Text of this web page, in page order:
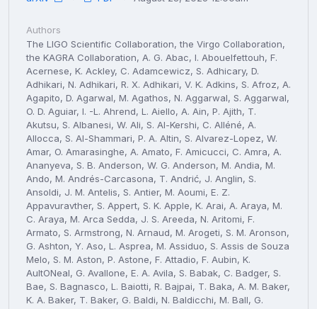
Authors
The LIGO Scientific Collaboration, the Virgo Collaboration, the KAGRA Collaboration, A. G. Abac, I. Abouelfettouh, F. Acernese, K. Ackley, C. Adamcewicz, S. Adhicary, D. Adhikari, N. Adhikari, R. X. Adhikari, V. K. Adkins, S. Afroz, A. Agapito, D. Agarwal, M. Agathos, N. Aggarwal, S. Aggarwal, O. D. Aguiar, I. -L. Ahrend, L. Aiello, A. Ain, P. Ajith, T. Akutsu, S. Albanesi, W. Ali, S. Al-Kershi, C. Alléné, A. Allocca, S. Al-Shammari, P. A. Altin, S. Alvarez-Lopez, W. Amar, O. Amarasinghe, A. Amato, F. Amicucci, C. Amra, A. Ananyeva, S. B. Anderson, W. G. Anderson, M. Andia, M. Ando, M. Andrés-Carcasona, T. Andrić, J. Anglin, S. Ansoldi, J. M. Antelis, S. Antier, M. Aoumi, E. Z. Appavuravther, S. Appert, S. K. Apple, K. Arai, A. Araya, M. C. Araya, M. Arca Sedda, J. S. Areeda, N. Aritomi, F. Armato, S. Armstrong, N. Arnaud, M. Arogeti, S. M. Aronson, G. Ashton, Y. Aso, L. Asprea, M. Assiduo, S. Assis de Souza Melo, S. M. Aston, P. Astone, F. Attadio, F. Aubin, K. AultONeal, G. Avallone, E. A. Avila, S. Babak, C. Badger, S. Bae, S. Bagnasco, L. Baiotti, R. Bajpai, T. Baka, A. M. Baker, K. A. Baker, T. Baker, G. Baldi, N. Baldicchi, M. Ball, G. Ballardin, S. W. Ballmer, S. Banagiri, B. Banerjee, D. Bankar, T. M. Baptiste, P. Baral, M. Baratti, J. C. Barayoga, B. C. Barish, D. Barker, N. Barman, P. Barneo, F. Barone, B. Barr, L. Barsotti, M. Barsuglia, D. Barta, A. M. Bartoletti, M. A. Barton, I. Bartos, A. Basalaev, R. Bassiri, A. Basti, M. Bawaj, P. Baxi, J. C. Bayley, A. C. Baylor, P. A. Baynard II, M. Bazzan, V. M. Bedakihale, F. Beirnaert, M. Bejger, D. Belardinelli, A. S. Bell, D. S. Bellie, L. Bellizzi, W. Benoit, I. Bentara, J. D. Bentley, M. Ben Yaala, S. Bera, F. Bergamin, B. K. Berger, S. Bernuzzi, M. Beroiz, D. Bersanetti, T. Bertheas, A. Bertolini, J. Betzwieser, D. Beveridge, G. Bevilacqua, N. Bevins, R. Bhandare, R. Bhatt, D. Bhattacharjee, S. Bhattacharyya, S. Bhaumik, V. Biancalana, A. Bianchi, I. A. Bilenko, G. Billingsley, A. Binetti, S. Bini, C. Binu, S. Biot, O. Birnholtz, S. Biscoveanu, A. Bisht, M. Bitossi, M. -A. Bizouard, S. Blaber, J. K. Blackburn, L. A. Blagg, C. D. Blair, D. G. Blair, N. Bode, N. Boettner, G. Boileau, M. Boldrini, G. N. Bolingbroke, A. Bolliand, L. D. Bonavena, R. Bondarescu, F. Bondu, E. Bonilla, M. S. Bonilla, A. Bonino, R. Bonnand, A. Borchers, S. Borhanian, V. Boschi, S. Bose, V. Bossilkov, Y. Bothra, A. Boudon, L. Bourg, G. Bouyer, M. Boyle, A. Bozzi, C. Bradaschia, P. R. Brady, A. Branch, M. Branchesi, I. Braun, T. Briant, A. Brillet, M. Brinkmann, P. Brockill, E. Brockmueller, A. F. Brooks, B. C. Brown, D. D. Brown, M. L. Brozzetti, S. Brunett, G. Bruno, R. Bruntz, J. Bryant, Y. Bu, F. Bucci, J. Buchanan, O. Bulashenko, T. Bulik, H. J. Bulten, A. Buonanno, K. Burtnyk, R. Buscicchio, D. Buskulic, C. Buy, R. L. Byer, G. S. Cabourn Davies, R. Cabrita, V. Cáceres-Barbosa, L. Cadonati, G. Cagnoli, C. Cahillane, A. Calafat, T. A. Callister, E. Calloni, S. R. Callos, G. Caneva Santoro, K. C. Cannon, H. Cao, L. A. Capistran, E. Capocasa, E. Capote, G. Capurri, G. Carapella, F. Carbognani, M. Carlassara, J. B. Carlin, T. K. Carlson, M. F. Carney, M. Carpinelli, G. Carrillo, J. J. Carter, G. Carullo, A. Casallas-Lagos, J. Casanueva Diaz, C. Casentini, S. Y. Castro-Lucas, S. Caudill, M. Cavaglià, R. Cavalieri, A. Ceja, G. Cella, P. Cerdá-Durán, E. Cesarini, N. Chabbra, W. Chaibi, A. Chakraborty, P. Chakraborty, S. Chakraborty, S. Chalathadka Subrahmanya, J. C. L. Chan, M. Chan, K. Chang, S. Chao, P. Charlton, E. Chassande-Mottin, C. Chatterjee, Debarati Chatterjee, Deep Chatterjee, M. Chaturvedi, S. Chaty, K. Chatziioannou, A. Chen, A. H. -Y. Chen, D. Chen, H. Chen, H. Y. Chen, S. Chen, Yanbei Chen, Yitian Chen, H. P. Cheng, P. Chessa, H. T. Cheung, S. Y. Cheung, F. Chiadini, G. Chiarini, A. Chiba, A. Chincarini, M. L. Chiofalo, A. Chiummo, C. Chou, S. Choudhary, N. Christensen, S. S. Y. Chua, G. Ciani, P. Ciecielag, M. Cieślar, M. Cifaldi, B. Cirok, F. Clara, J. A. Clark, T. A. Clarke, P. Clearwater, S. Clesse, F. Cleva, E. Coccia, E. Codazzo, P. -F. Cohadon, S. Colace, E. Colangeli, M. Colleoni, C. G. Collette, J. Collins, S. Colloms, A. Colombo, C. M. Compton, G. Connolly, L. Conti, T. R. Corbitt, I. Cordero-Carrión, S. Corezzi, N. J. Cornish, I. Coronado, A. Corsi, R. Cottingham, M. W. Coughlin, A. Couineaux, P. Couvares, D. M. Coward, R. Coyne, A. Cozzumbo, J. D. E. Creighton, T. D. Creighton, P. Cremonese, S. Crook, R. Crouch, J. Csizmazia, J. R. Cudell, T. J. Cullen, A. Cumming, E. Cuoco, M. Cusinato, L. V. Da Conceição, T. Dal Canton, S. Dal Pra, G. Dálya, B. D'Angelo, S. Danilishin, S. D'Antonio, K. Danzmann, K. E. Darroch, L. P. Dartez, R. Das, A. Dasgupta, V. Dattilo, A. Daumas, N. Davari, I. Dave, A. Davenport, M. Davier, T. F. Davies, D. Davis, L. Davis, M. C. Davis, P. Davis, E. J. Daw, M. Dax, J. De Bolle, M. Deenadayalan, J. Degallaix, M. De Laurentis, F. De Lillo, S. Della Torre, W. Del Pozzo, A. Demagny, F. De Marco, G. Demasi, F. De Matteis, N. Demos, T. Dent, A. Depasse, N. DePergola, R. De Pietri, R. De Rosa, C. De Rossi, M. Desai, R. DeSalvo, A. DeSimone, R. De Simone, A. Dhani, R. Diab, M. C. Díaz, M. Di Cesare, G. Dideron, T. Dietrich, L. Di Fiore, C. Di Fronzo, M. Di Giovanni, T. Di Girolamo, D. Diksha, J. Ding, S. Di Pace, I. Di Palma, D. Di Piero, F. Di Renzo, Divyajyoti, A. Dmitriev, J. P. Docherty, Z. Doctor, N. Doerksen, E. Dohmen, A. Doke, A. Domiciano De Souza, L. D'Onofrio, F. Donovan, K. L. Dooley, T. Dooney, S. Doravari, O. Dorosh, W. J. D. Doyle, M. Drago, J. C. Driggers, L. Dunn, U. Dupletsa, D. D'Urso, P. Dutta Roy, H. Duval, S. E. Dwyer, C. Eassa, M. Ebersold, T. Eckhardt, G. Eddolls, A. Effler, J. Eichholz, H. Einsle, M. Eisenmann, M. Emma, K. Endo, R. Enficiaud, L. Errico, R. Espinosa, M. C. Espitia, M. Esposito, R. C. Essick, H. Estellés, T. Etzel, M. Evans, T. Evstafyeva, B. E. Ewing, J. M. Ezquiaga, F. Fabrizi, V. Fafone, S. Fairhurst, A. M. Farah, B. Farr, W. M. Farr, G. Favaro, M. Favata, M. Fays, M. Fazio, J. Feicht, M. M. Fejer, R. Felicetti, E. Fenyvesi, J. Fernandes, T. Fernandes, D. Fernando, S. Ferraiuolo, T. A. Ferreira, F. Fidecaro, P. Figura, A. Fiori, I. Fiori, M. Fishbach, R. P. Fisher, R. Fittipaldi, V. Fiumara, R. Flaminio, S. M. Fleischer, L. S. Fleming, E. Floden, H. Fong, J. A. Font, F. Fontinele-Nunes, C. Foo, B. Fornal, K. Franceschetti, F. Frappez, S. Frasca, F. Frasconi, J. P. Freed, Z. Frei, A. Freise, O. Freitas, R. Frey, W. Frischhertz, P. Fritschel, V. V. Frolov, G. G. Fronzé, M. Fuentes-Garcia, S. Fujii, T. Fujimori, P. Fulda, M. Fyffe, B. Gadre, J. R. Gair, S. Galaudage, V. Galdi, R. Gamba, A. Gamboa, S. Gamoji, D. Ganapathy, A. Ganguly, B. Garaventa, J. García-Bellido, C. García-Quirós, J. W. Gardner, K. A. Gardner, S. Garg, J. Gargiulo, X. Garrido, A. Garron, F. Garufi, P. A. Garver, C. Gasbarra, B. Gateley, F. Gautier, V. Gayathri, T. Gayer, G. Gemme, A. Gennai, V. Gennari, J. George, R. George, O. Gerberding, L. Gergely, Archisman Ghosh, Sayantan Ghosh, Shaon Ghosh, Shrobana Ghosh, Suprovo Ghosh, Tathagata Ghosh, J. A. Giaime, K. D. Giardina, D. R. Gibson, C. Gier, S. Gkaitatzis, J. Glanzer, F. Glotin, J. Godfrey, R. V. Godley, P. Godwin, A. S. Goettel, E. Goetz, J. Golomb, S. Gomez Lopez, B. Goncharov, G. González, P. Goodarzi, S. Goode, A. W. Goodwin-Jones, M. Gosselin, R. Gouaty, D. W. Gould, K. Govorkova, A. Grado, V. Graham, A. E. Granados, M. Granata, V. Granata, S. Gras, P. Grassia, J. Graves, C. Gray, R. Gray, G. Greco, A. C. Green, L. Green, S. M. Green, S. R. Green, C. Greenberg, A. M. Gretarsson, H. K. Griffin, D. Griffith, H. L. Griggs, G. Grignani, C. Grimaud, H. Grote, S. Grunewald, D. Guerra, D. Guetta, G. M. Guidi, A. R. Guimaraes, H. K. Gulati, F. Gulminelli, H. Guo, W. Guo, Y. Guo, Anuradha Gupta, I. Gupta, N. C. Gupta, S. K. Gupta, V. Gupta, N. Gupte, J. Gurs, N. Gutierrez, N. Guttman, F. Guzman, D. Haba, M. Haberland, S. Haino, E. D. Hall, E. Z. Hamilton, G. Hammond, M. Haney, J. Hanks, C. Hanna, M. D. Hannam, O. A. Hannuksela, A. G. Hanselman, H. Hansen, J. Hanson, S. Hanumasagar, R. Harada, A. R. Hardison, S. Harikumar, K. Haris, I. Harley-Trochimczyk, T. Harmark, J. Harms, G. M. Harry, I. W. Harry, J. Hart, B. Haskell, C. J. Haster, K. Haughian, H. Hayakawa, K. Hayama, M. C. Heintze, J. Heinze, J. Heinzel, H. Heitmann, F. Hellman, A. F. Helmling-Cornell, G. Hemming, O. Henderson-Sapir, M. Hendry, I. S. Heng, M. H. Hennig, C. Henshaw, M. Heurs, A. L. Hewitt, J. Heynen, J. Heyns, S. Higginbotham, S. Hild, S. Hill, Y. Himemoto, N. Hirata, C. Hirose, D. Hofman, B. E. Hogan, N. A. Holland, I. J. Hollows, D. E. Holz, L. Honet, D. J. Horton-Bailey, J. Hough, S. Hourihane, N. T. Howard, E. J. Howell, C. G. Hoy, C. A. Hrishikesh, P. Hsi, H. -F. Hsieh, H. -Y. Hsieh, C. Hsiung, S. -H. Hsu, W. -F. Hsu, Q. Hu, H. Y. Huang, Y. Huang, Y. T. Huang, A. D. Huddart, B. Hughey, V. Hui, S. Husa, R. Huxford, L. Iampieri, G. A. Iandolo, M. Ianni, G. Iannone, J. Iascau, K. Ide, R. Iden, A. Ierardi, S. Ikeda, H. Imafuku, Y. Inoue, G. Iorio, P. Iosif, M. H. Iqbal, J. Irwin, R. Ishikawa, M. Isi, K. S. Isleif, Y. Itoh, M. Iwaya, B. R. Iyer, C. Jacquet, P. -E. Jacquet, T. Jacquot, S. J. Jadhav, S. P. Jadhav, M. Jain, T. Jain, A. L. James, K. Jani, J. Janquart, K. Janssens, N. N. Janthalur, S. Jaraba, P. Jaranowski, R. Jaume, W. Javed, A. Jennings, M. Jensen, W. Jia, J. Jiang, H. -B. Jin, G. R. Johns, N. A. Johnson, M. C. Johnston, R. Johnston, N. Johny, D. H. Jones, D. I. Jones, R. Jones, H. E. Jose, P. Joshi, S. K. Joshi, G. Joubert, J. Ju, L. Ju, K. Jung, J. Junker, V. Juste, H. B. Kabagoz, T. Kajita, I. Kaku, V. Kalogera, M. Kalomenopoulos, M. Kamiizumi, N. Kanda, S. Kandhasamy, G. Kang, N. C. Kannachel, J. B. Kanner, S. A. KantiMahanty, S. J. Kapadia, D. P. Kapasi, M. Karthikeyan, M. Kasprzack, H. Kato, T. Kato, E. Katsavounidis, W. Katzman, R. Kaushik, K. Kawabe, R. Kawamoto, D. Keitel, L. J. Kemperman, J. Kennington, F. A. Kerkow, R. Kesharwani, J. S. Key, R. Khadela, S. Khadka, S. S. Khadkikar